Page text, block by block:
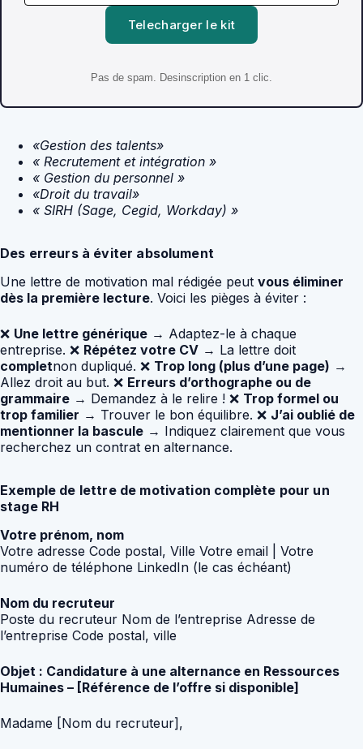
Telecharger le kit
Pas de spam. Desinscription en 1 clic.
«Gestion des talents»
« Recrutement et intégration »
« Gestion du personnel »
«Droit du travail»
« SIRH (Sage, Cegid, Workday) »
Des erreurs à éviter absolument
Une lettre de motivation mal rédigée peut vous éliminer
dès la première lecture. Voici les pièges à éviter :
❌ Une lettre générique → Adaptez-le à chaque
entreprise. ❌ Répétez votre CV → La lettre doit
completnon dupliqué. ❌ Trop long (plus d’une page) →
Allez droit au but. ❌ Erreurs d’orthographe ou de
grammaire → Demandez à le relire ! ❌ Trop formel ou
trop familier → Trouver le bon équilibre. ❌ J’ai oublié de
mentionner la bascule → Indiquez clairement que vous
recherchez un contrat en alternance.
Exemple de lettre de motivation complète pour un
stage RH
Votre prénom, nom
Votre adresse Code postal, Ville Votre email | Votre
numéro de téléphone LinkedIn (le cas échéant)
Nom du recruteur
Poste du recruteur Nom de l’entreprise Adresse de
l’entreprise Code postal, ville
Objet : Candidature à une alternance en Ressources
Humaines – [Référence de l’offre si disponible]
Madame [Nom du recruteur],